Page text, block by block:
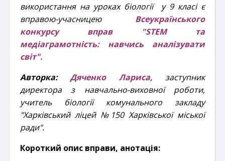
використання на уроках біології у 9 класі є
вправою-учасницею
Всеукраїнського
конкурсу вправ "STEM та
медіаграмотність: навчись аналізувати
світ".
Авторка:
Дяченко Лариса,заступник
директора з навчально-виховної роботи,
учитель біології комунального закладу
"Харківський ліцей №150 Харківської міської
ради".
Короткий опис вправи, анотація: